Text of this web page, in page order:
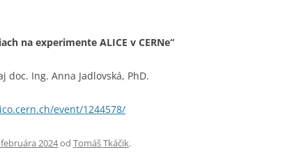
na experimente ALICE v CERNe“
Ing. Anna Jadlovská, PhD.
event/1244578/
2024od Tomáš Tkáčik.